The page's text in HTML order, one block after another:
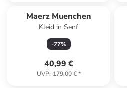
Maerz Muenchen
Kleid in Senf
-77%
40,99 €
UVP: 179,00 €*